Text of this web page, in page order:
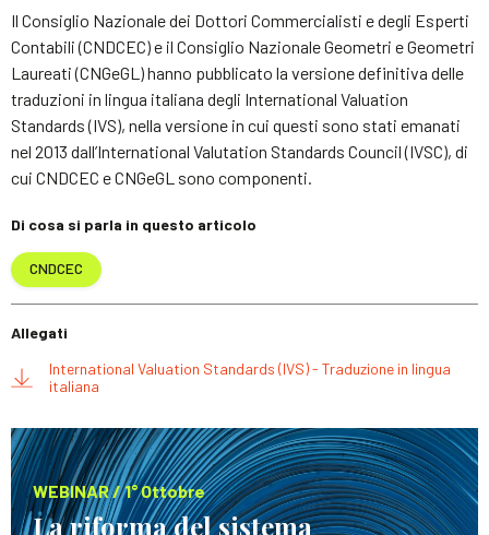
Il Consiglio Nazionale dei Dottori Commercialisti e degli Esperti
Contabili (CNDCEC) e il Consiglio Nazionale Geometri e Geometri
Laureati (CNGeGL) hanno pubblicato la versione definitiva delle
traduzioni in lingua italiana degli International Valuation
Standards (IVS), nella versione in cui questi sono stati emanati
nel 2013 dall’International Valutation Standards Council (IVSC), di
cui CNDCEC e CNGeGL sono componenti.
Di cosa si parla in questo articolo
CNDCEC
Allegati
International Valuation Standards (IVS) - Traduzione in lingua
italiana
WEBINAR / 1° Ottobre
La riforma del sistema